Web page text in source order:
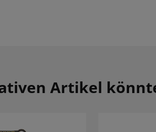
Artikel